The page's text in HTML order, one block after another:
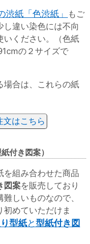
渋紙「色渋紙」
もご
し違い染色には不向
いください。（色紙
の２サイズで
合は、これらの紙
文はこちら
付き図案）
組み合わせた商品
図案を販売しており
しいものなので、
めていただけま
型紙と型紙付き図